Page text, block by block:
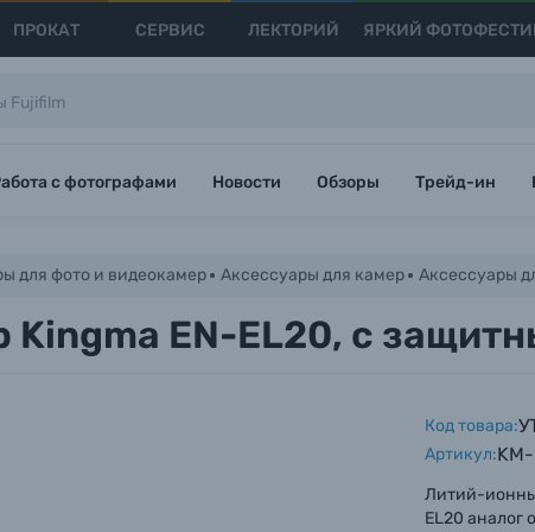
ПРОКАТ СЕРВИС ЛЕКТОРИЙ ЯРКИЙ
с фотографами Новости Обзоры Трейд-ин
для фото и видеокамер Аксессуары для камер Аксессуары
Kingma EN-EL20, с
Код товара:
Артикул:
Литий-
EL20 аналог